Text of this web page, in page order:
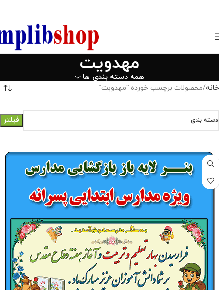
مهدویت
همه دسته بندی ها
خانه محصولات برچسب خورده “مهدویت”
دسته بندی فیلتر